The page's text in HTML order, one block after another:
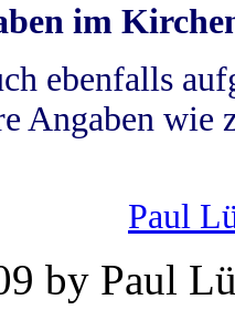
im
ebenfalls
Angaben wie
Paul
by Paul